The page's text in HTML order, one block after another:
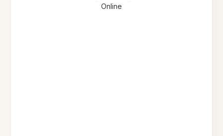
Online